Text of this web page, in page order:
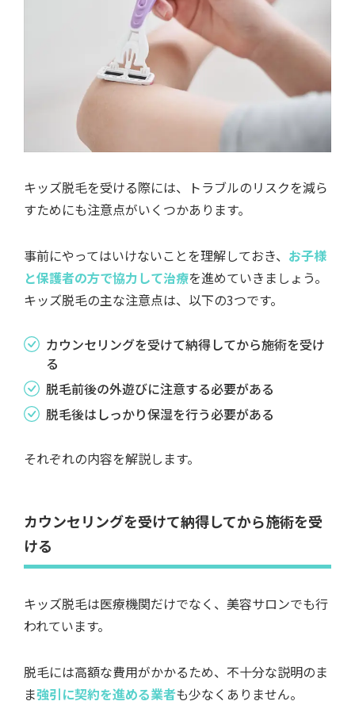
キッズ脱毛を受ける際には、トラブルのリスクを減ら
すためにも注意点がいくつかあります。
事前にやってはいけないことを理解しておき、 お子様
と保護者の方で協力して治療を進めていきましょう。
キッズ脱毛の主な注意点は、以下の3つです。
カウンセリングを受けて納得してから施術を受け
る
脱毛前後の外遊びに注意する必要がある
脱毛後はしっかり保湿を行う必要がある
それぞれの内容を解説します。
カウンセリングを受けて納得してから施術を受
ける
キッズ脱毛は医療機関だけでなく、美容サロンでも行
われています。
脱毛には高額な費用がかかるため、不十分な説明のま
ま強引に契約を進める業者も少なくありません。